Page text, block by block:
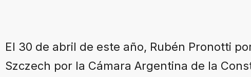
El 30 de abril de este año, Rubén Pronotti
Szczech por la Cámara Argentina de la